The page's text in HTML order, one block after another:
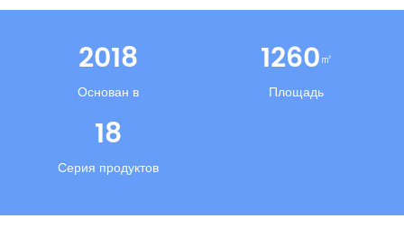
2018
Основан в
1260㎡
Площадь
18
Серия продуктов